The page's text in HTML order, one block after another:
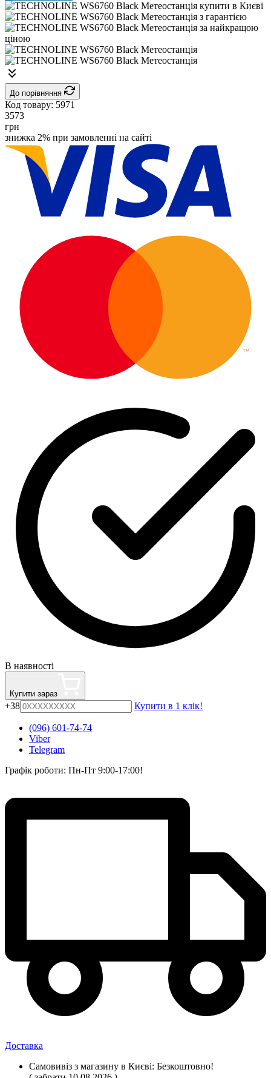
До порівняння
Код товару: 5971
3573
грн
знижка 2% при замовленні на сайті
В наявності
Купити зараз
+38 Купити в 1 клік!
(096) 601-74-74
Viber
Telegram
Графік роботи: Пн-Пт 9:00-17:00!
Доставка
Самовивіз з магазину в Києві: Безкоштовно!